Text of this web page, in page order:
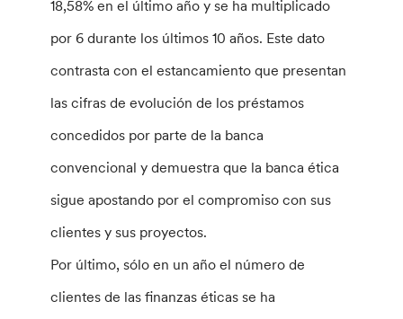
18,58% en el último año y se ha multiplicado
por 6 durante los últimos 10 años. Este dato
contrasta con el estancamiento que presentan
las cifras de evolución de los préstamos
concedidos por parte de la banca
convencional y demuestra que la banca ética
sigue apostando por el compromiso con sus
clientes y sus proyectos.
Por último, sólo en un año el número de
clientes de las finanzas éticas se ha